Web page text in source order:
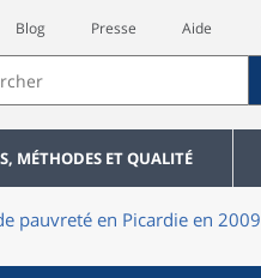
Blog Presse Aide
MÉTHODES ET QUALITÉ
pauvreté en Picardie en 2009